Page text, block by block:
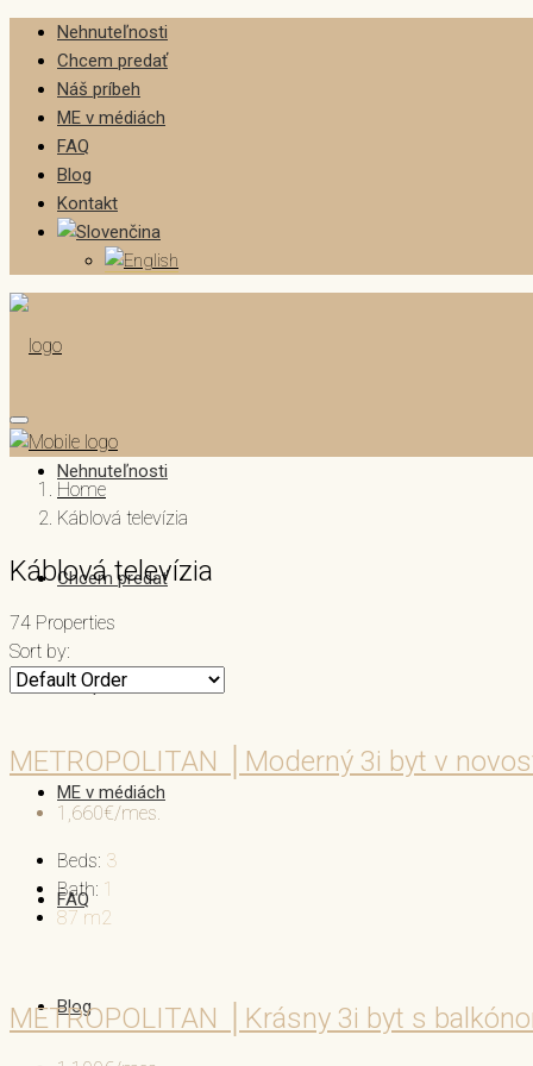
Nehnuteľnosti
Chcem predať
Náš príbeh
ME v médiách
FAQ
Blog
Kontakt
Nehnuteľnosti
Chcem predať
Náš príbeh
ME v médiách
FAQ
Blog
Home
Káblová televízia
Káblová televízia
74 Properties
Sort by:
METROPOLITAN │Moderný 3i byt v
1,660€/mes.
Beds: 3
Bath: 1
87 m2
METROPOLITAN │Krásny 3i byt s